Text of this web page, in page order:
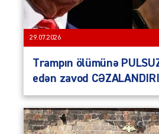
29.07.2026
Trampın ölümünə
edən zavod